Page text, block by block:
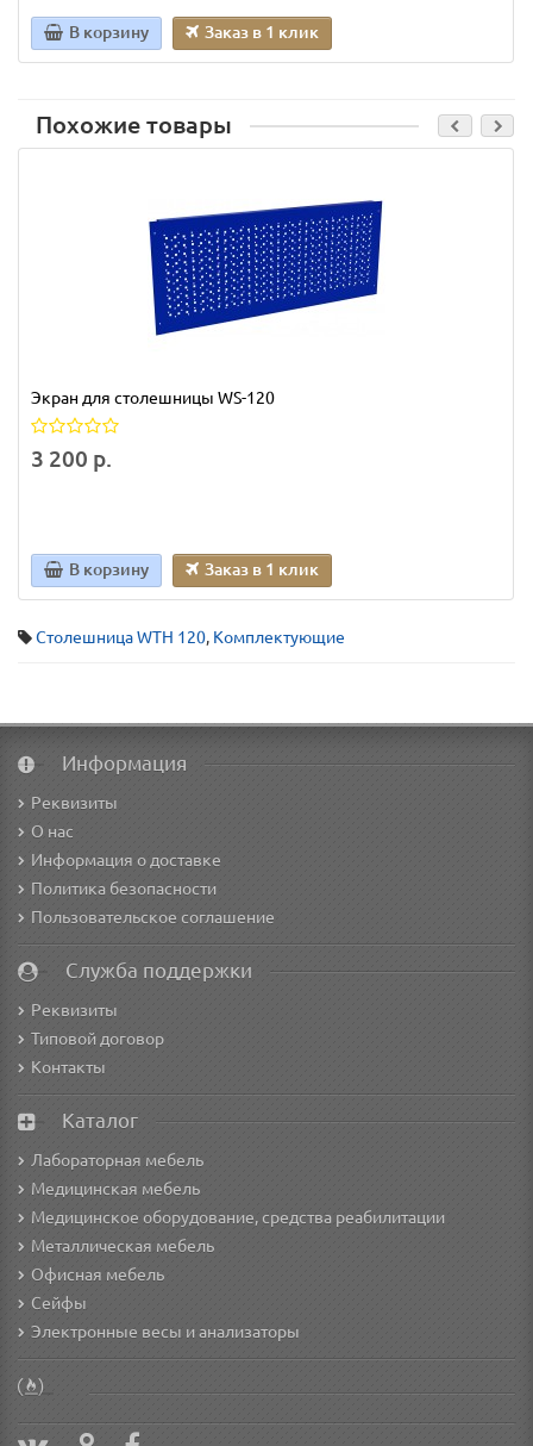
В корзину Заказ в 1 клик
Похожие товары
Экран для столешницы WS-120
3 200 р.
В корзину Заказ в 1 клик
Столешница WTH 120, Комплектующие
Информация
Реквизиты
О нас
Информация о доставке
Политика безопасности
Пользовательское соглашение
Служба поддержки
Реквизиты
Типовой договор
Контакты
Каталог
Лабораторная мебель
Медицинская мебель
Медицинское оборудование, средства реабилитации
Металлическая мебель
Офисная мебель
Сейфы
Электронные весы и анализаторы